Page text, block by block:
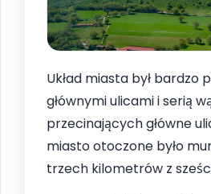
Układ miasta był bardzo
głównymi ulicami i serią
przecinających główne
miasto otoczone było
trzech kilometrów z